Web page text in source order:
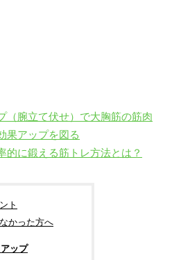
（腕立て伏せ）で大胸筋の筋肉
果アップを図る
的に鍛える筋トレ方法とは？
ト
かった方へ
ップ